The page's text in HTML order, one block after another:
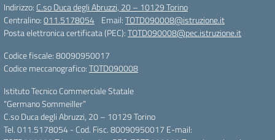
Indirizzo: C.so Duca degli Abruzzi, 20 – 10129 Torino
Centralino:011.5178054 Email:TOTD090008@istruzione.it
Posta elettronica certificata (PEC):TOTD090008@pec.istruzione.it
Codice fiscale: 80090950017
Codice meccanografico:TOTD090008
Istituto Tecnico Commerciale Statale
“Germano Sommeiller”
C.so Duca degli Abruzzi, 20 – 10129 Torino
Tel. 011.5178054 - Cod. Fisc. 80090950017 E-mail: